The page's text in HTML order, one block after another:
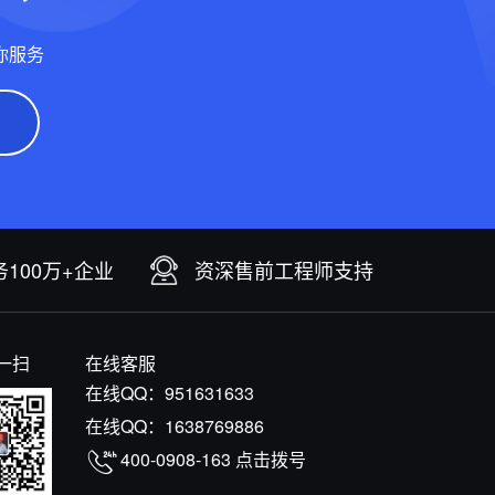
服务
100万+企业 资深售前工程师支持
扫
在线客服
在线QQ： 951631633
在线QQ： 1638769886
400-0908-163 点击拨号